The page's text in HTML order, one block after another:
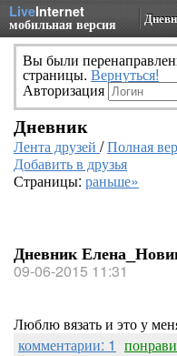
LiveInternet
мобильная версия
Вы были
страницы. Вернуться!
Авторизация
Дневник
Лента друзей /Полная
Добавить в друзья
Страницы: раньше»
Дневник
09-06-2015 11:31
Люблю вязать и это у
комментарии: 1